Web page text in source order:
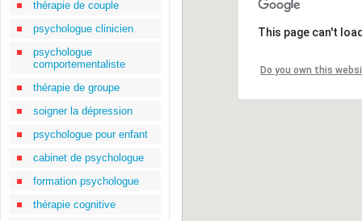
thérapie de couple
psychologue clinicien
psychologue
comportementaliste
thérapie de groupe
soigner la dépression
psychologue pour enfant
cabinet de psychologue
formation psychologue
thérapie cognitive
This page can't
Do you own this